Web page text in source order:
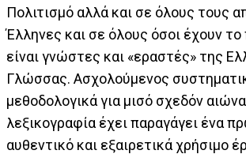
Πολιτισμό αλλά και σε όλους τους
Έλληνες και σε όλους όσοι έχουν το
είναι γνώστες και «εραστές» της
Γλώσσας. Ασχολούμενος
μεθοδολογικά για μισό σχεδόν
λεξικογραφία έχει παραγάγει ένα
αυθεντικό και εξαιρετικά χρήσιμο